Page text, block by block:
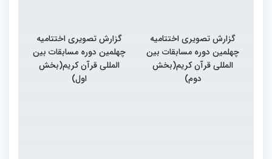
گزارش تصویری اختتامیه
چهلمین دوره مسابقات بین
المللی قرآن کریم(بخش
دوم)
گزارش تصویری اختتامیه
چهلمین دوره مسابقات بین
المللی قرآن کریم(بخش
اول)